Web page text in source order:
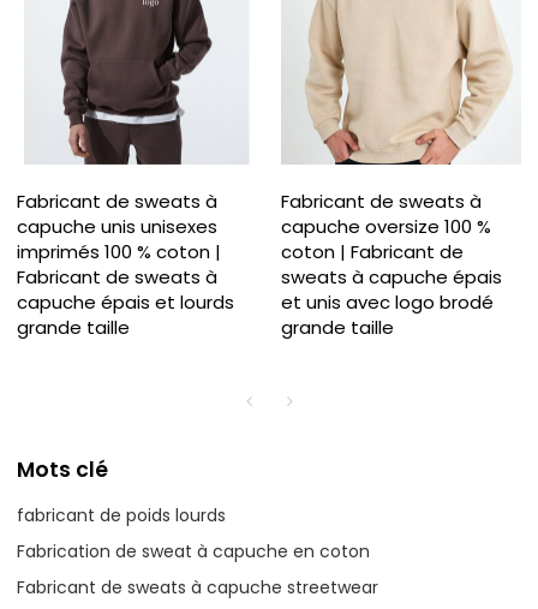
Fabricant de sweats à
capuche unis unisexes
imprimés 100 % coton |
Fabricant de sweats à
capuche épais et lourds
grande taille
Fabricant de sweats à
capuche oversize 100 %
coton | Fabricant de
sweats à capuche épais
et unis avec logo brodé
grande taille
Mots clé
fabricant de poids lourds
Fabrication de sweat à capuche en coton
Fabricant de sweats à capuche streetwear